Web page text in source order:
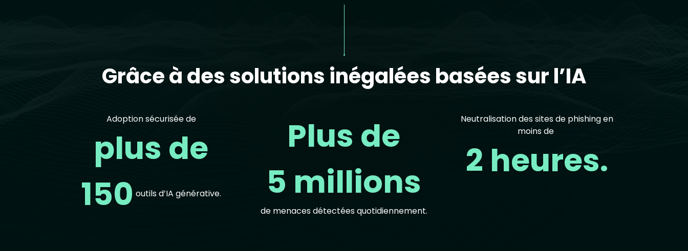
Grâce à des solutions inégalées basées sur l’IA
Adoption sécurisée de
plus de
150 outils d’IA générative.
Plus de
5 millions
de menaces détectées quotidiennement.
Neutralisation des sites de phishing en
moins de
2 heures.